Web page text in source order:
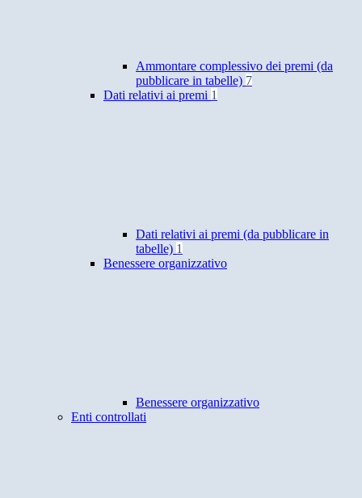
Ammontare complessivo dei premi (da
pubblicare in tabelle) 7
Dati relativi ai premi 1
Dati relativi ai premi (da pubblicare in
tabelle) 1
Benessere organizzativo
Benessere organizzativo
Enti controllati